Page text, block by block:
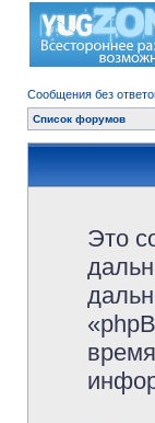
Сообщения без
Список форумов
Это